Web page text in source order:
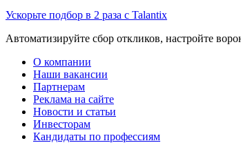
Ускорьте подбор в 2 раза с Talantix
Автоматизируйте сбор откликов, настройте
О компании
Наши вакансии
Партнерам
Реклама на сайте
Новости и статьи
Инвесторам
Кандидаты по профессиям